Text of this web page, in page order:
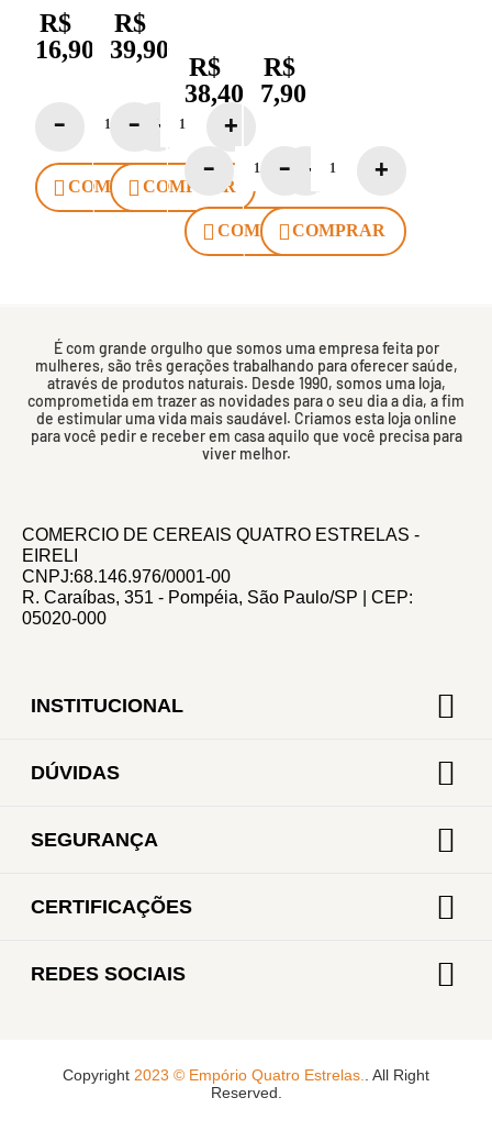
Iamaní
R$
16,90
COMPRAR
Iamaní
R$
39,90
COMPRAR
Iamaní
R$
38,40
COMPRAR
R$
7,90
COMPRAR
É com grande orgulho que somos uma empresa feita por
mulheres, são três gerações trabalhando para oferecer saúde,
através de produtos naturais. Desde 1990, somos uma loja,
comprometida em trazer as novidades para o seu dia a dia, a fim
de estimular uma vida mais saudável. Criamos esta loja online
para você pedir e receber em casa aquilo que você precisa para
viver melhor.
COMERCIO DE CEREAIS QUATRO ESTRELAS -
EIRELI
CNPJ:68.146.976/0001-00
R. Caraíbas, 351 - Pompéia, São Paulo/SP | CEP:
05020-000
INSTITUCIONAL
DÚVIDAS
SEGURANÇA
CERTIFICAÇÕES
REDES SOCIAIS
Copyright 2023 © Empório Quatro Estrelas.. All Right
Reserved.